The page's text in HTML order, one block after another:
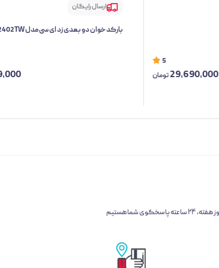
5
29,690,000تومان
ارسال رایگان
بارکد خوان دو بعدی زد ای سی مدل 2402TW